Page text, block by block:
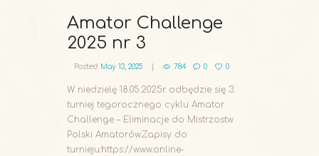
Amator Challenge
2025 nr 3
Posted May 13, 2025 784 0 0
W niedzielę 18.05.2025r. odbędzie się 3.
turniej tegorocznego cyklu Amator
Challenge – Eliminacje do Mistrzostw
Polski Amatorów.Zapisy do
turnieju:https://www.online-